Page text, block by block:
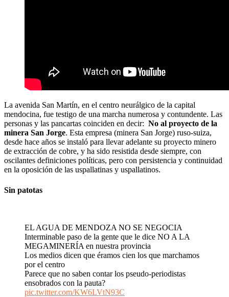
La avenida San Martín, en el centro neurálgico de la capital
mendocina, fue testigo de una marcha numerosa y contundente. Las
personas y las pancartas coinciden en decir: No al proyecto de la
minera San Jorge. Esta empresa (minera San Jorge) ruso-suiza,
desde hace años se instaló para llevar adelante su proyecto minero
de extracción de cobre, y ha sido resistida desde siempre, con
oscilantes definiciones políticas, pero con persistencia y continuidad
en la oposición de las uspallatinas y uspallatinos.
Sin patotas
EL AGUA DE MENDOZA NO SE NEGOCIA
Interminable paso de la gente que le dice NO A LA
MEGAMINERÍA en nuestra provincia
Los medios dicen que éramos cien los que marchamos
por el centro
Parece que no saben contar los pseudo-periodistas
ensobrados con la pauta?
pic.twitter.com/KW6LVtN93C